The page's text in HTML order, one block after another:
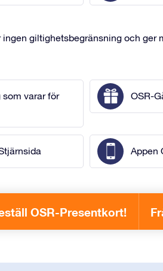
ingen giltighetsbegränsning och ger
varar för
OSR-
Appen
OSR-Presentkort!